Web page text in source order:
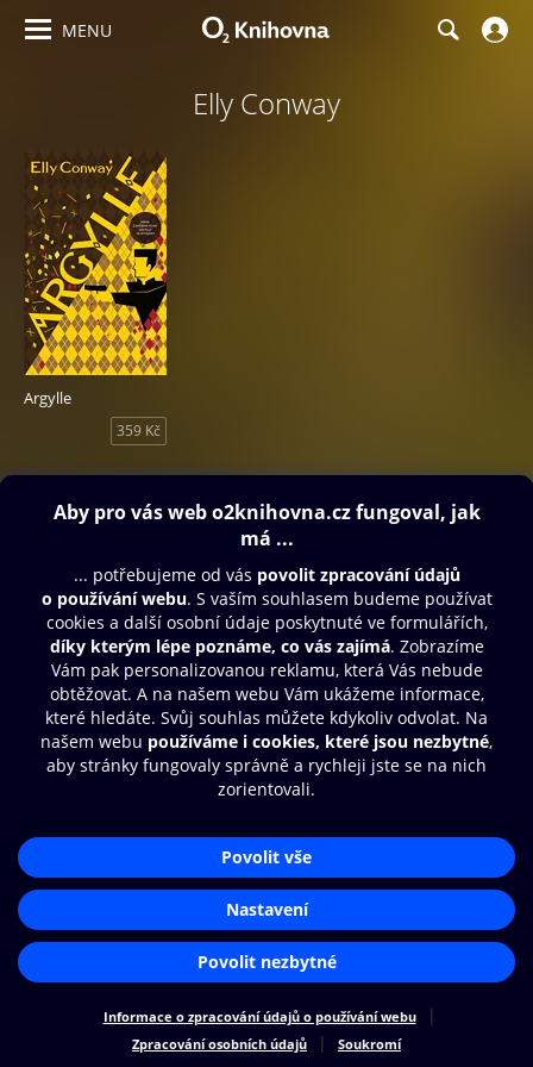
MENU
Elly Conway
Argylle
359 Kč
Obsah ke stažení
Další zábava
© O2 Czech Republic a.s.
Nákupní řád
Přístupnost
Cookies
Nastavení cookies
Aplikace O2 Knihovna
Čti a poslouchej své e-knihy a
audioknihy rychleji a pohodlněji.